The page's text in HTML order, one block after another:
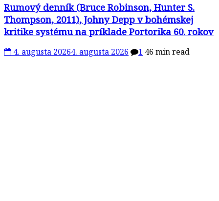
Rumový denník (Bruce Robinson, Hunter S.
Thompson, 2011), Johny Depp v bohémskej
kritike systému na príklade Portorika 60. rokov
4. augusta 20264. augusta 2026 1 46 min read